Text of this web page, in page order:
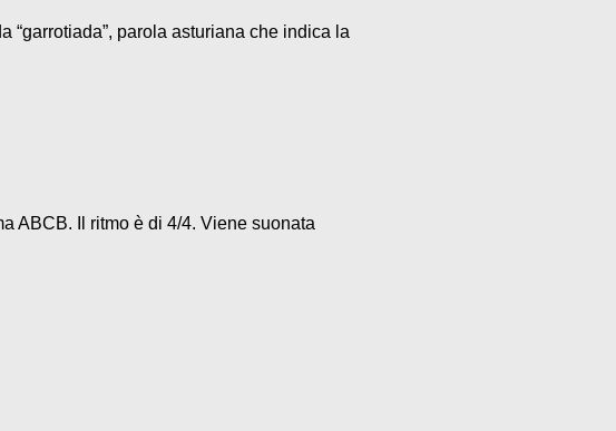
“garrotiada”, parola asturiana che indica la
ABCB. Il ritmo è di 4/4. Viene suonata